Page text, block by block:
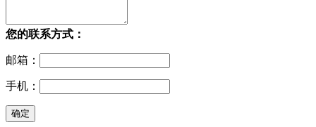
您的联系方式：
邮箱：
手机：